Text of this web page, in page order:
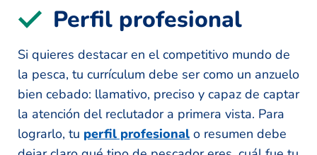
Perfil profesional
Si quieres destacar en el competitivo mundo de
la pesca, tu currículum debe ser como un anzuelo
bien cebado: llamativo, preciso y capaz de captar
la atención del reclutador a primera vista. Para
lograrlo, tu perfil profesional o resumen debe